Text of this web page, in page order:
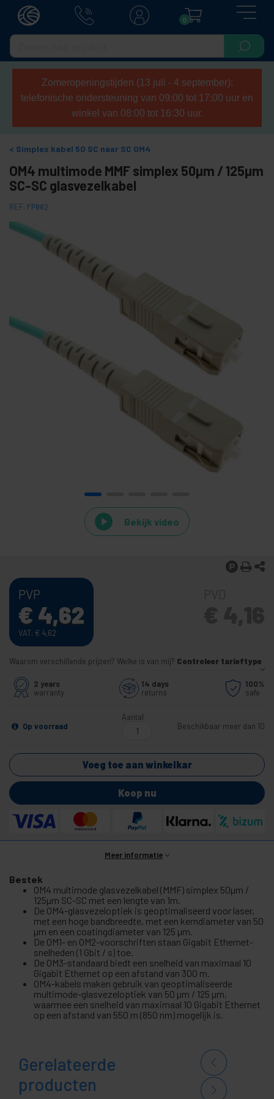
0
Zomeropeningstijden (13 juli - 4 september):
telefonische ondersteuning van 09:00 tot 17:00 uur en
winkel van 08:00 tot 16:30 uur.
Simplex kabel 50 SC naar SC OM4
OM4 multimode MMF simplex 50µm / 125µm
SC-SC glasvezelkabel
REF: FP002
Bekijk video
PVP
€ 4,62
VAT: € 4,62
Waarom verschillende prijzen? Welke is van mij? Controleer tarieftype
2 years
warranty
14 days
returns
100%
safe
Op voorraad
Aantal
Beschikbaar meer dan 10
Voeg toe aan winkelkar
Koop nu
Meer informatie
Bestek
OM4 multimode glasvezelkabel (MMF) simplex 50µm /
125µm SC-SC met een lengte van 1m.
De OM4-glasvezeloptiek is geoptimaliseerd voor laser,
met een hoge bandbreedte, met een kerndiameter van 50
µm en een coatingdiameter van 125 µm.
De OM1- en OM2-voorschriften staan Gigabit Ethernet-
snelheden (1 Gbit / s) toe.
De OM3-standaard biedt een snelheid van maximaal 10
Gigabit Ethernet op een afstand van 300 m.
OM4-kabels maken gebruik van geoptimaliseerde
multimode-glasvezeloptiek van 50 µm / 125 µm,
waarmee een snelheid van maximaal 10 Gigabit Ethernet
op een afstand van 550 m (850 nm) mogelijk is.
Gerelateerde
producten